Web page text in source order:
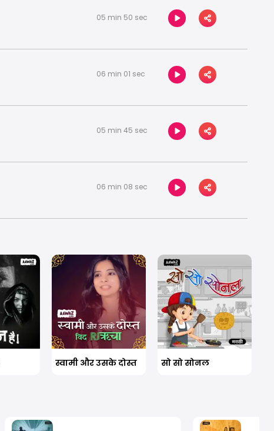
05 min 50 sec
06 min 01 sec
05 min 45 sec
06 min 08 sec
स्वामी और उसके दोस्त सो सो सोनल